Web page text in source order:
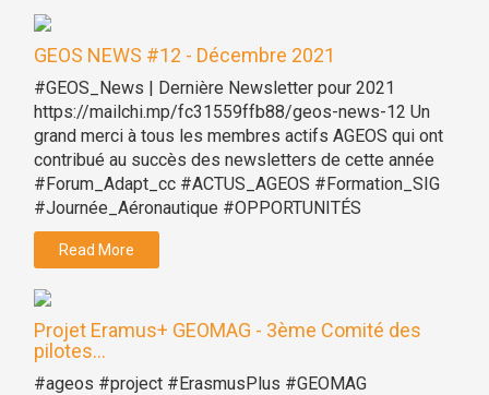
GEOS NEWS #12 - Décembre 2021
#GEOS_News | Dernière Newsletter pour 2021
https://mailchi.mp/fc31559ffb88/geos-news-12 Un
grand merci à tous les membres actifs AGEOS qui ont
contribué au succès des newsletters de cette année
#Forum_Adapt_cc #ACTUS_AGEOS #Formation_SIG
#Journée_Aéronautique #OPPORTUNITÉS
Read More
Projet Eramus+ GEOMAG - 3ème Comité des
pilotes...
#ageos #project #ErasmusPlus #GEOMAG